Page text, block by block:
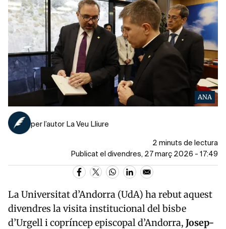
ANA
per l’autor La Veu Lliure
2 minuts de lectura
Publicat el divendres, 27 març 2026 - 17:49
La Universitat d’Andorra (UdA) ha rebut aquest
divendres la visita institucional del bisbe
d’Urgell i copríncep episcopal d’Andorra, Josep-